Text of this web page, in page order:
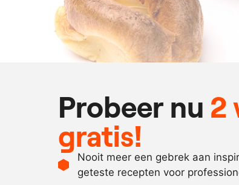
Probeer nu 2
gratis!
Nooit meer een gebrek aan
geteste recepten voor